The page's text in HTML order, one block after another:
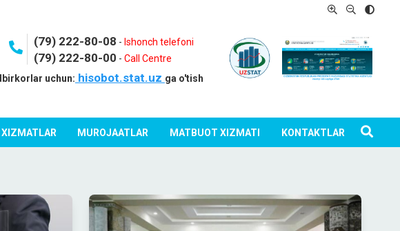
(79) 222-80-08 - Ishonch telefoni
(79) 222-80-00 -Call Centre
uchun: hisobot.stat.uz ga o'tish
MUROJAATLAR MATBUOT XIZMATI KONTAKTLAR